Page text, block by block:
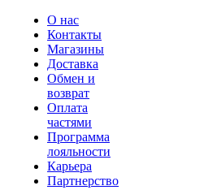
О нас
Контакты
Магазины
Доставка
Обмен и
возврат
Оплата
частями
Программа
лояльности
Карьера
Партнерство